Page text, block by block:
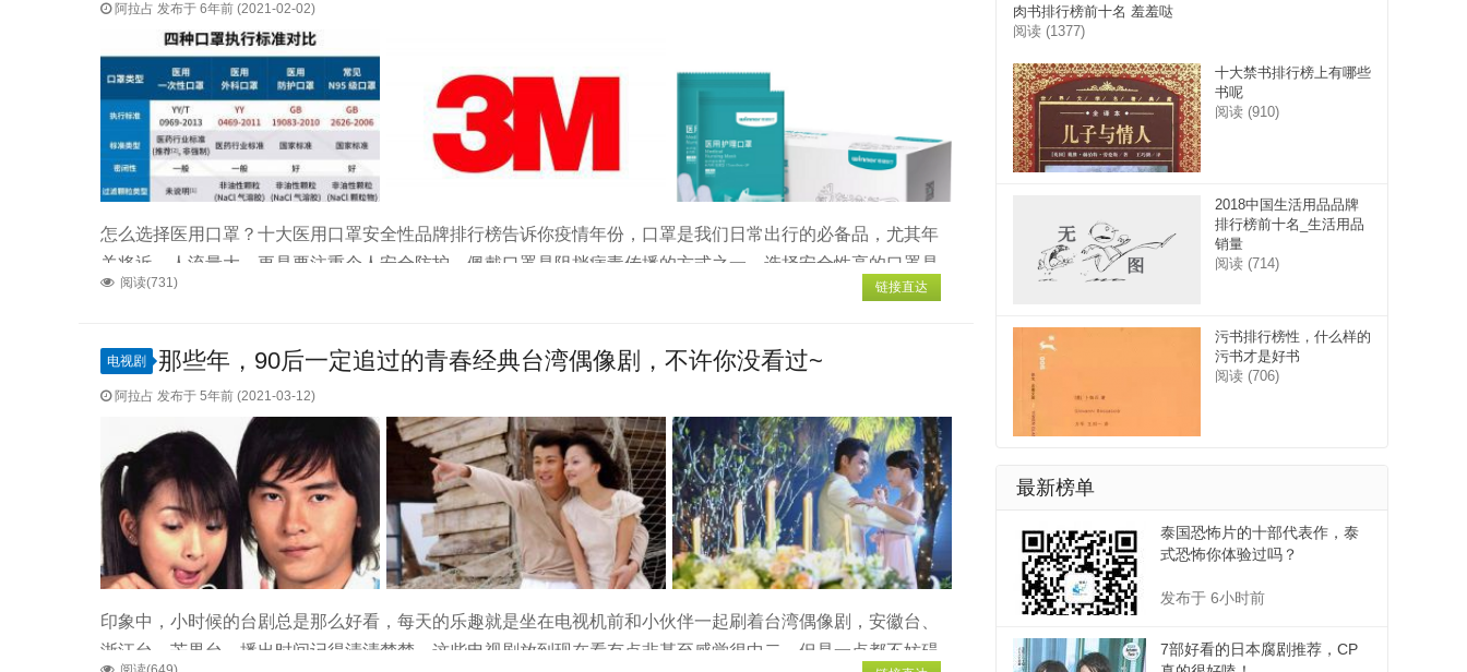
阿拉占 发布于 6年前 (2021-02-02)
怎么选择医用口罩？十大医用口罩安全性品牌排行榜告诉你疫情年份，口罩是我们日常出行的必备品，尤其年
关将近，人流量大，更是要注重个人安全防护。佩戴口罩是阻挡病毒传播的方式之一，选择安全性高的口罩是
重中之重。不知道大家有没有这样的困惑，线上购买口罩时网上会推荐各种各样的口罩品牌，不了解口罩品牌
用，赶快收藏起来啦~先附上四种口罩执行标准对比十大医用口罩...
阅读(731) 链接直达
电视剧 那些年，90后一定追过的青春经典台湾偶像剧，不许你没看过~
阿拉占 发布于 5年前 (2021-03-12)
印象中，小时候的台剧总是那么好看，每天的乐趣就是坐在电视机前和小伙伴一起刷着台湾偶像剧，安徽台、
浙江台、芒果台，播出时间记得清清楚楚，这些电视剧放到现在看有点非甚至感觉很中二，但是一点都不妨碍
肉书排行榜前十名 羞羞哒
阅读 (1377)
十大禁书排行榜上有哪些
书呢
阅读 (910)
2018中国生活用品品牌
排行榜前十名_生活用品
销量
阅读 (714)
污书排行榜性，什么样的
污书才是好书
阅读 (706)
最新榜单
泰国恐怖片的十部代表作，泰
式恐怖你体验过吗？
发布于 6小时前
7部好看的日本腐剧推荐，CP